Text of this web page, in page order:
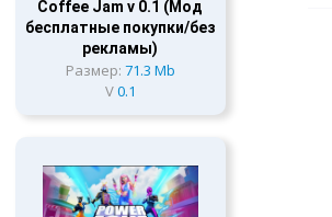
Coffee Jam v 0.1 (Мод
бесплатные покупки/без
рекламы)
Размер: 71.3 Mb
V0.1